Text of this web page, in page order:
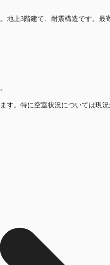
地上3階建て、耐震構造です。
。特に空室状況については現